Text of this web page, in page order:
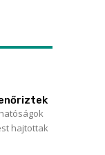
hajtottak